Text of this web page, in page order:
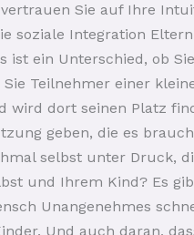
Sie auf Ihre
soziale Integration
ist ein Unterschied, ob
Teilnehmer einer
wird dort seinen Platz
geben, die es
selbst unter Druck,
und Ihrem Kind? Es
Unangenehmes
Und auch daran,